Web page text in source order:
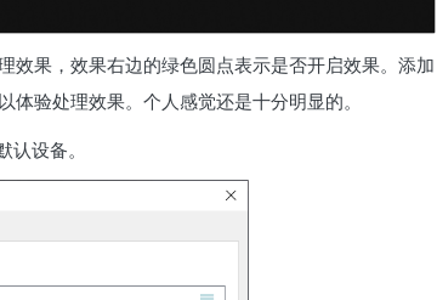
效果，效果右边的绿色圆点表示是否开启效果。添加
验处理效果。个人感觉还是十分明显的。
设备。